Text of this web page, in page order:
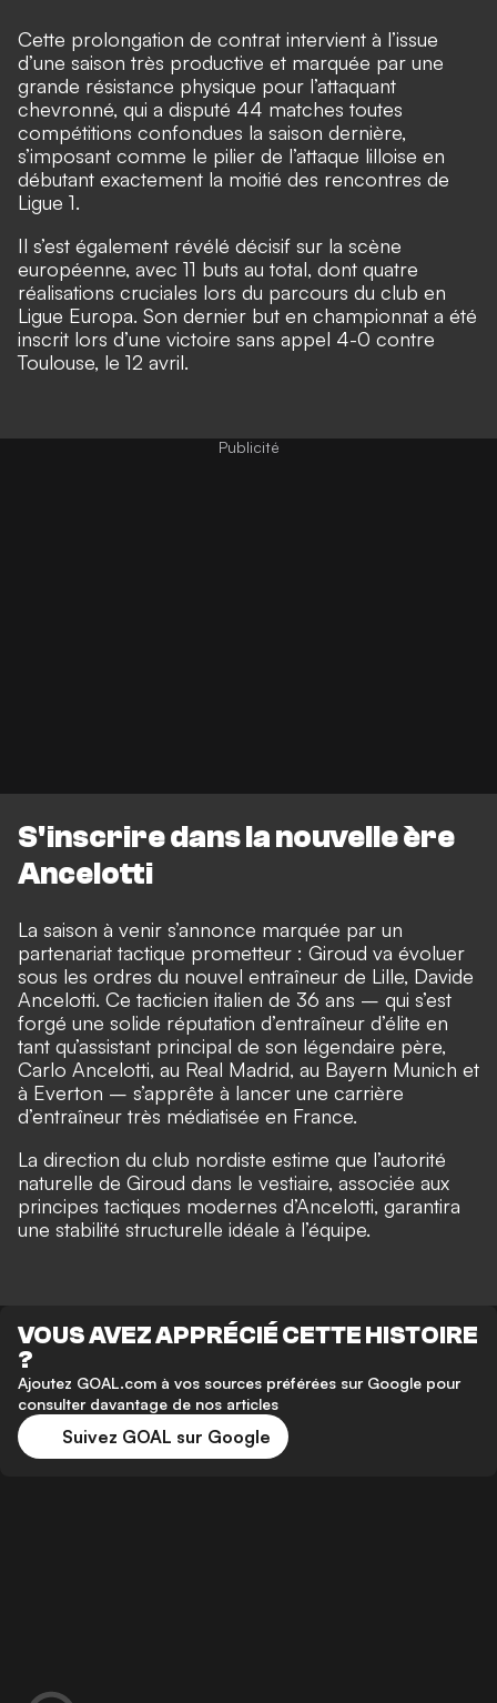
Cette prolongation de contrat intervient à l’issue
d’une saison très productive et marquée par une
grande résistance physique pour l’attaquant
chevronné, qui a disputé 44 matches toutes
compétitions confondues la saison dernière,
s’imposant comme le pilier de l’attaque lilloise en
débutant exactement la moitié des rencontres de
Ligue 1.
Il s’est également révélé décisif sur la scène
européenne, avec 11 buts au total, dont quatre
réalisations cruciales lors du parcours du club en
Ligue Europa. Son dernier but en championnat a été
inscrit lors d’une victoire sans appel 4-0 contre
Toulouse, le 12 avril.
S'inscrire dans la nouvelle ère
Ancelotti
La saison à venir s’annonce marquée par un
partenariat tactique prometteur : Giroud va évoluer
sous les ordres du nouvel entraîneur de Lille, Davide
Ancelotti. Ce tacticien italien de 36 ans – qui s’est
forgé une solide réputation d’entraîneur d’élite en
tant qu’assistant principal de son légendaire père,
Carlo Ancelotti, au Real Madrid, au Bayern Munich et
à Everton – s’apprête à lancer une carrière
d’entraîneur très médiatisée en France.
La direction du club nordiste estime que l’autorité
naturelle de Giroud dans le vestiaire, associée aux
principes tactiques modernes d’Ancelotti, garantira
une stabilité structurelle idéale à l’équipe.
VOUS AVEZ APPRÉCIÉ CETTE HISTOIRE
?
Ajoutez GOAL.com à vos sources préférées sur Google pour
consulter davantage de nos articles
Suivez GOAL sur Google